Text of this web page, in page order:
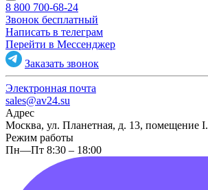
8 800 700-68-24
Звонок бесплатный
Написать в телеграм
Перейти в Мессенджер
Заказать звонок
Электронная почта
sales@av24.su
Адрес
Москва, ул. Планетная, д. 13, помещение I.
Режим работы
Пн—Пт 8:30 – 18:00